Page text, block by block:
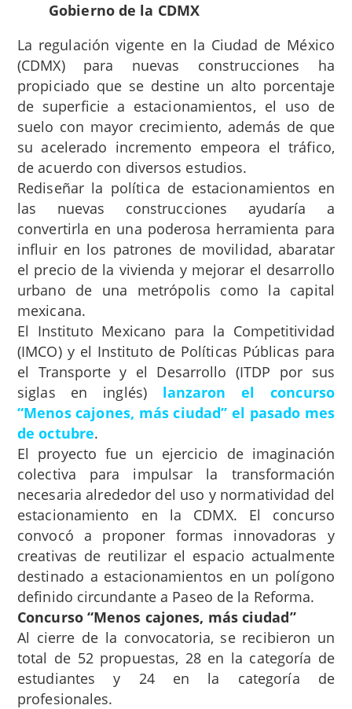
Gobierno de la CDMX
La regulación vigente en la Ciudad de México
(CDMX) para nuevas construcciones ha
propiciado que se destine un alto porcentaje
de superficie a estacionamientos, el uso de
suelo con mayor crecimiento, además de que
su acelerado incremento empeora el tráfico,
de acuerdo con diversos estudios.
Rediseñar la política de estacionamientos en
las nuevas construcciones ayudaría a
convertirla en una poderosa herramienta para
influir en los patrones de movilidad, abaratar
el precio de la vivienda y mejorar el desarrollo
urbano de una metrópolis como la capital
mexicana.
El Instituto Mexicano para la Competitividad
(IMCO) y el Instituto de Políticas Públicas para
el Transporte y el Desarrollo (ITDP por sus
siglas en inglés) lanzaron el concurso
“Menos cajones, más ciudad” el pasado mes
de octubre.
El proyecto fue un ejercicio de imaginación
colectiva para impulsar la transformación
necesaria alrededor del uso y normatividad del
estacionamiento en la CDMX. El concurso
convocó a proponer formas innovadoras y
creativas de reutilizar el espacio actualmente
destinado a estacionamientos en un polígono
definido circundante a Paseo de la Reforma.
Concurso “Menos cajones, más ciudad”
Al cierre de la convocatoria, se recibieron un
total de 52 propuestas, 28 en la categoría de
estudiantes y 24 en la categoría de
profesionales.